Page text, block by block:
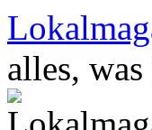
Zum
Inhalt
springen
alles,